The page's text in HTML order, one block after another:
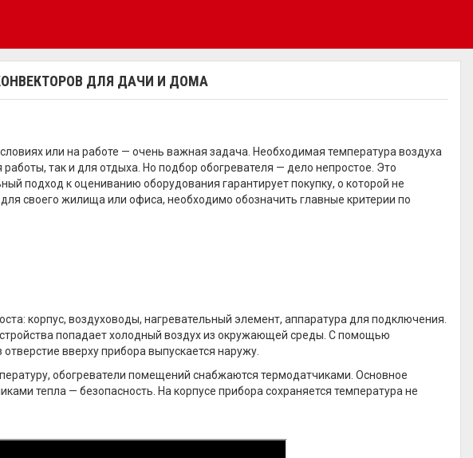
ДЛЯ ДАЧИ И ДОМА
или на работе — очень важная задача. Необходимая температура воздуха
так и для отдыха. Но подбор обогревателя — дело непростое. Это
подход к оцениванию оборудования гарантирует покупку, о которой не
своего жилища или офиса, необходимо обозначить главные критерии по
корпус, воздуховоды, нагревательный элемент, аппаратура для подключения.
попадает холодный воздух из окружающей среды. С помощью
вверху прибора выпускается наружу.
обогреватели помещений снабжаются термодатчиками. Основное
тепла — безопасность. На корпусе прибора сохраняется температура не